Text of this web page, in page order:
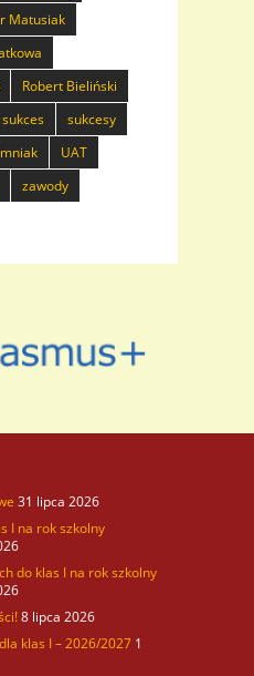
Matusiak
Robert Bieliński
sukces
sukcesy
UAT
zawody
31 lipca 2026
I na rok szkolny
do klas I na rok szkolny
8 lipca 2026
klas I – 2026/2027 1